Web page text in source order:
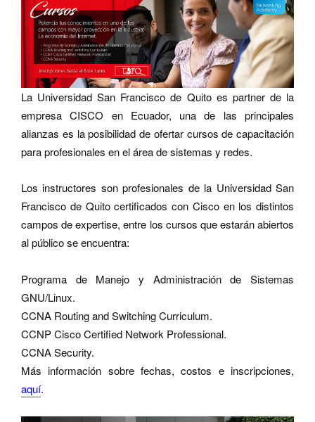
La Universidad San Francisco de Quito es partner de la
empresa CISCO en Ecuador, una de las principales
alianzas es la posibilidad de ofertar cursos de capacitación
para profesionales en el área de sistemas y redes.
Los instructores son profesionales de la Universidad San
Francisco de Quito certificados con Cisco en los distintos
campos de expertise, entre los cursos que estarán abiertos
al público se encuentra:
Programa de Manejo y Administración de Sistemas
GNU/Linux.
CCNA Routing and Switching Curriculum.
CCNP Cisco Certified Network Professional.
CCNA Security.
Más información sobre fechas, costos e inscripciones,
aquí.